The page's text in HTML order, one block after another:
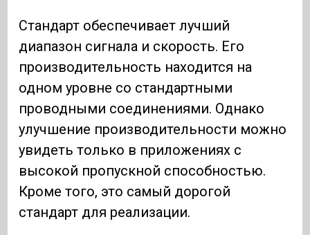
Стандарт обеспечивает лучший
диапазон сигнала и скорость. Его
производительность находится на
одном уровне со стандартными
проводными соединениями. Однако
улучшение производительности можно
увидеть только в приложениях с
высокой пропускной способностью.
Кроме того, это самый дорогой
стандарт для реализации.